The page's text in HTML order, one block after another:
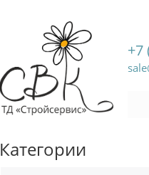
+7
Категории